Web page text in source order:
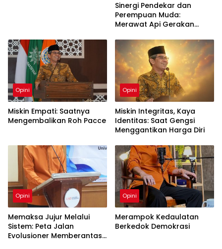
Sinergi Pendekar dan
Perempuan Muda:
Merawat Api Gerakan
Opini
Miskin Empati: Saatnya
Mengembalikan Roh Pacce
Opini
Miskin Integritas, Kaya
Identitas: Saat Gengsi
Menggantikan Harga Diri
Opini
Memaksa Jujur Melalui
Sistem: Peta Jalan
Evolusioner Memberantas
Opini
Merampok Kedaulatan
Berkedok Demokrasi